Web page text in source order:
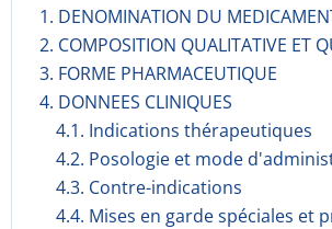
1. DENOMINATION DU
2. COMPOSITION QUALITATIVE ET
3. FORME PHARMACEUTIQUE
4. DONNEES CLINIQUES
4.1. Indications thérapeutiques
4.2. Posologie et mode
4.3. Contre-indications
4.4. Mises en garde spéciales et